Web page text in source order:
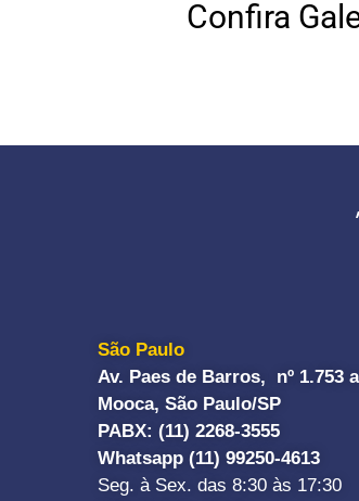
Confira
São Paulo
Av. Paes de Barros, nº 1.753 a
Mooca, São Paulo/SP
PABX: (11) 2268-3555
Whatsapp (11) 99250-4613
Seg. à Sex. das 8:30 às 17:30